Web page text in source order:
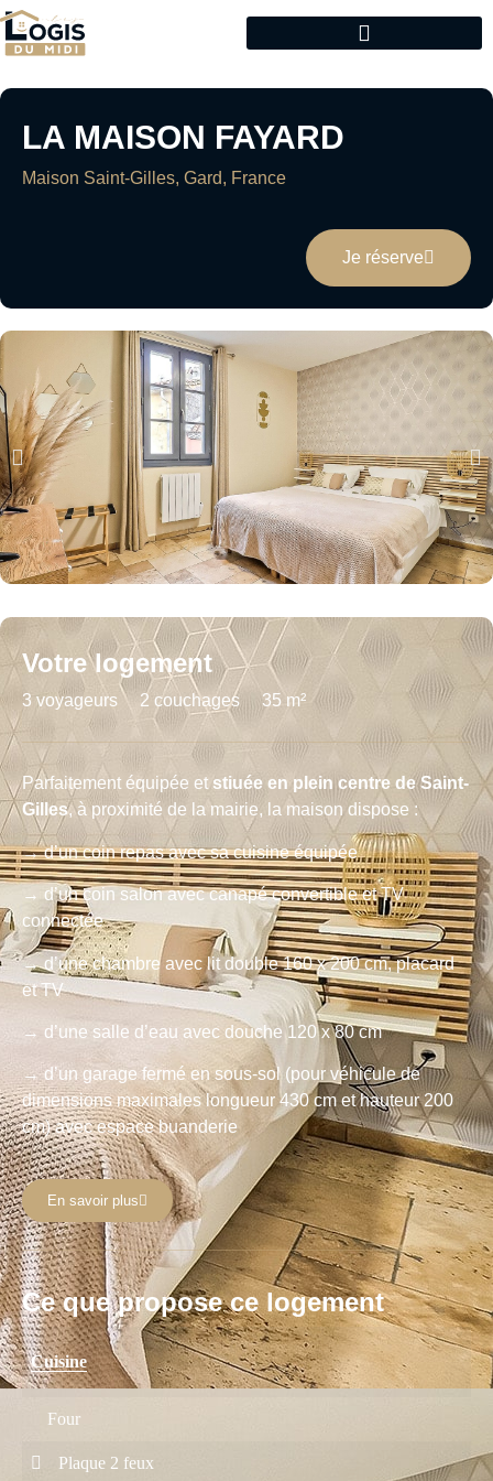
LA MAISON FAYARD
Maison Saint-Gilles, Gard, France
Je réserve
Votre logement
3 voyageurs 2 couchages 35 m²
Parfaitement équipée et stiuée en plein centre de Saint-
Gilles, à proximité de la mairie, la maison dispose :
→ d’un coin repas avec sa cuisine équipée
→ d’un coin salon avec canapé convertible et TV
connectée
→ d’une chambre avec lit double 160 x 200 cm, placard
et TV
→ d’une salle d’eau avec douche 120 x 80 cm
→ d’un garage fermé en sous-sol (pour véhicule de
dimensions maximales longueur 430 cm et hauteur 200
cm) avec espace buanderie
En savoir plus
Ce que propose ce logement
Cuisine
Four
Plaque 2 feux